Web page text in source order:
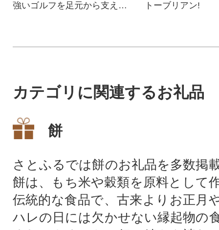
強いゴルフを足元から支える
トーブリアン!
カテゴリに関連するお礼品
餅
さとふるでは餅のお礼品を多数掲
餅は、もち米や穀類を原料として
伝統的な食品で、古来よりお正月
ハレの日には欠かせない縁起物の